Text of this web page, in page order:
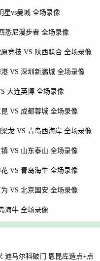
星vs曼城 全场录像
悉尼漫步者 全场录像
竞技 VS 陕西联合 全场录像
VS 深圳新鹏城 全场录像
大连英博 全场录像
VS 成都蓉城 全场录像
龙 VS 青岛西海岸 全场录像
VS 山东泰山 全场录像
VS 青岛海牛 全场录像
VS 北京国安 全场录像
海牛 全场录像
迪马尔科破门 恩昆库造点+点